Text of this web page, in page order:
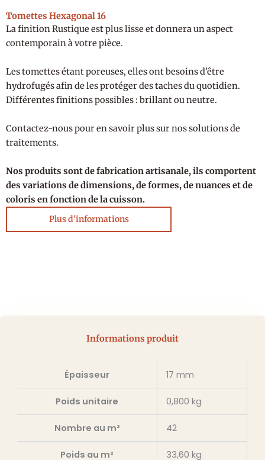
Tomettes Hexagonal 16
La finition Rustique est plus lisse et donnera un aspect
contemporain à votre pièce.
Les tomettes étant poreuses, elles ont besoins d’être
hydrofugés afin de les protéger des taches du quotidien.
Différentes finitions possibles : brillant ou neutre.
Contactez-nous pour en savoir plus sur nos solutions de
traitements.
Nos produits sont de fabrication artisanale, ils comportent
des variations de dimensions, de formes, de nuances et de
coloris en fonction de la cuisson.
Plus d'informations
Informations produit
Épaisseur 17 mm
Poids unitaire 0,800 kg
Nombre au m² 42
Poids au m² 33,60 kg